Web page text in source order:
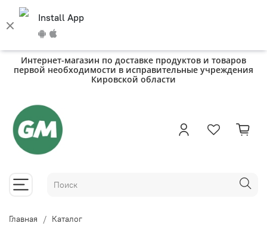
Install App
Интернет-магазин по доставке продуктов и товаров
первой необходимости в исправительные учреждения
Кировской области
Главная Каталог